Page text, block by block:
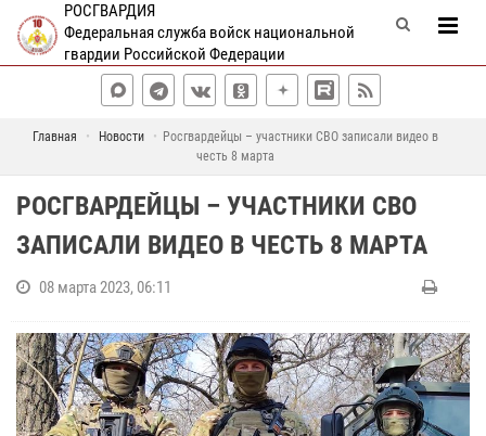
РОСГВАРДИЯ
Федеральная служба войск национальной
гвардии Российской Федерации
Главная Новости
Росгвардейцы – участники СВО записали видео в
честь 8 марта
РОСГВАРДЕЙЦЫ – УЧАСТНИКИ СВО
ЗАПИСАЛИ ВИДЕО В ЧЕСТЬ 8 МАРТА
08 марта 2023, 06:11